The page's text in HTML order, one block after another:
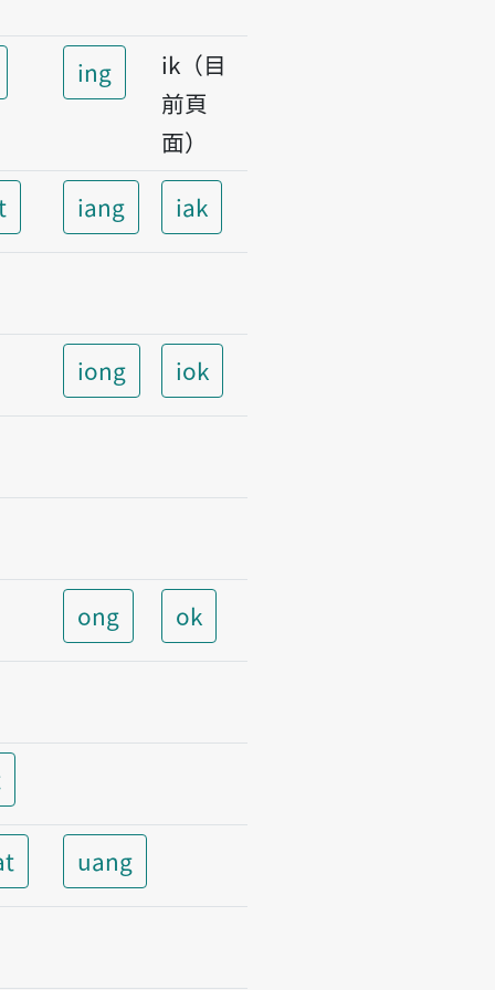
ing
ik（目
前頁
面）
iang iak
iong iok
ong ok
uang